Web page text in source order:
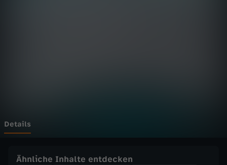
-
Details
Ähnliche Inhalte entdecken